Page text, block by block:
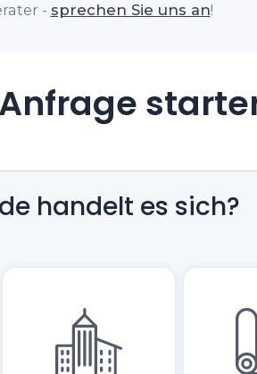
- sprechen Sie uns an!